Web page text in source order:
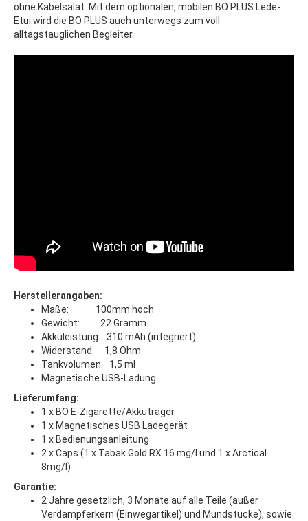
ohne Kabelsalat. Mit dem optionalen, mobilen BO PLUS Lede-
Etui wird die BO PLUS auch unterwegs zum voll
alltagstauglichen Begleiter.
Herstellerangaben:
Maße: 100mm hoch
Gewicht: 22 Gramm
Akkuleistung: 310 mAh (integriert)
Widerstand: 1,8 Ohm
Tankvolumen: 1,5 ml
Magnetische USB-Ladung
Lieferumfang:
1 x BO E-Zigarette/Akkuträger
1 x Magnetisches USB Ladegerät
1 x Bedienungsanleitung
2 x Caps (1 x Tabak Gold RX 16 mg/l und 1 x Arctical
8mg/l)
Garantie:
2 Jahre gesetzlich, 3 Monate auf alle Teile (außer
Verdampferkern (Einwegartikel) und Mundstücke), sowie